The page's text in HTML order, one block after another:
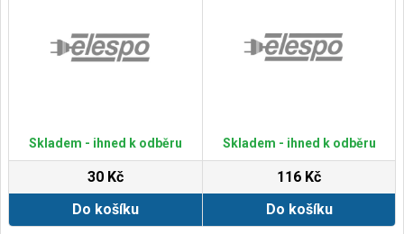
Skladem - ihned k odběru
30 Kč
Do košíku
Skladem - ihned k odběru
116 Kč
Do košíku